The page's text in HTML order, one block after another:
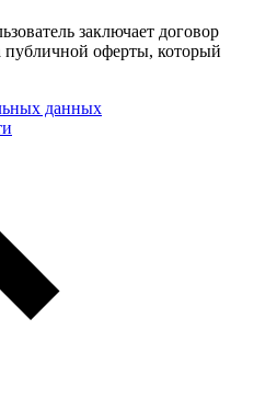
заключает договор
публичной оферты, который
данных